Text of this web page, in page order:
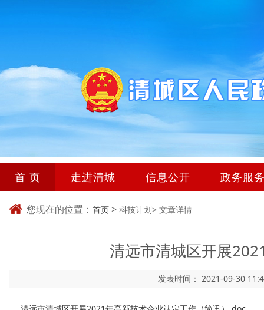
首 页 走进清城 信息公开 政务服
您现在的位置： 首页 > 科技计划> 文章详情
清远市清城区开展
发表时间： 2021-09-30